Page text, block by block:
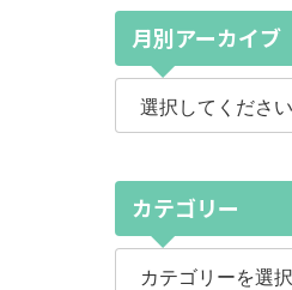
月別アーカイブ
カテゴリー
カ